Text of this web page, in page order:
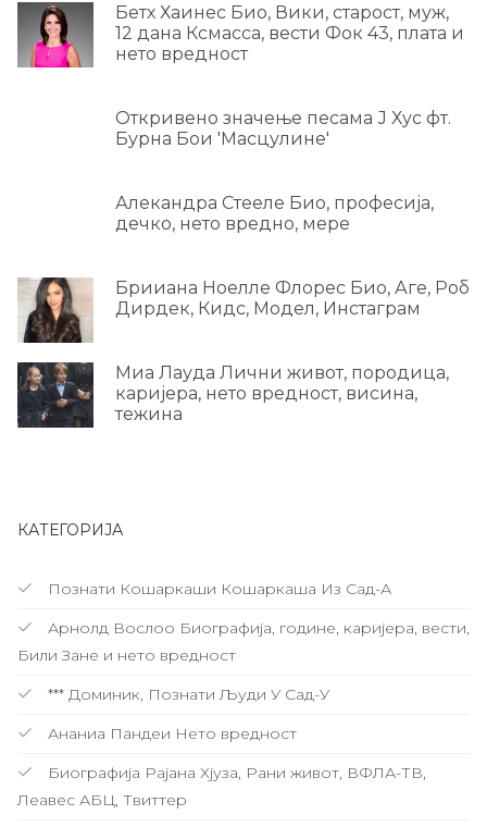
Бетх Хаинес Био, Вики, старост, муж,
12 дана Ксмасса, вести Фок 43, плата и
нето вредност
Откривено значење песама Ј Хус фт.
Бурна Бои 'Масцулине'
Алекандра Стееле Био, професија,
дечко, нето вредно, мере
Брииана Ноелле Флорес Био, Аге, Роб
Дирдек, Кидс, Модел, Инстаграм
Миа Лауда Лични живот, породица,
каријера, нето вредност, висина,
тежина
КАТЕГОРИЈА
Познати Кошаркаши Кошаркаша Из Сад-А
Арнолд Вослоо Биографија, године, каријера, вести,
Били Зане и нето вредност
*** Доминик, Познати Људи У Сад-У
Ананиа Пандеи Нето вредност
Биографија Рајана Хјуза, Рани живот, ВФЛА-ТВ,
Леавес АБЦ, Твиттер